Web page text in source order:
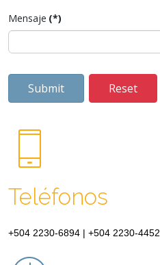
Mensaje (*)
Submit Reset
Teléfonos
+504 2230-6894 | +504 2230-4452